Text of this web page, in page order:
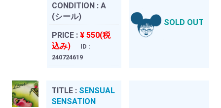
CONDITION : A
(シール)
PRICE : ¥ 550(税
込み)
ID :
240724619
SOLD OUT
TITLE : SENSUAL
SENSATION